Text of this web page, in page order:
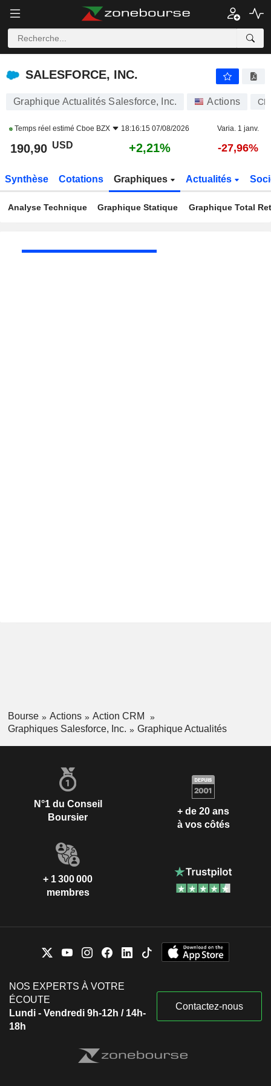
SALESFORCE, INC.
SALESFORCE, INC.
Graphique Actualités Salesforce, Inc. Actions
Temps réel estimé Cboe BZX 18:16:15 07/08/2026 Varia. 1 janv.
190,90 USD +2,21% -27,96%
Synthèse Cotations Graphiques Actualités
Analyse Technique Graphique Statique Graphique Total
Bourse Actions
Action CRM
Graphiques Salesforce, Inc.
Graphique Actualités
N°1 du Conseil
Boursier
+ de 20 ans
à vos côtés
+ 1 300 000
membres
NOS EXPERTS À VOTRE
ÉCOUTE
Lundi - Vendredi 9h-12h / 14h-
18h
Contactez-nous